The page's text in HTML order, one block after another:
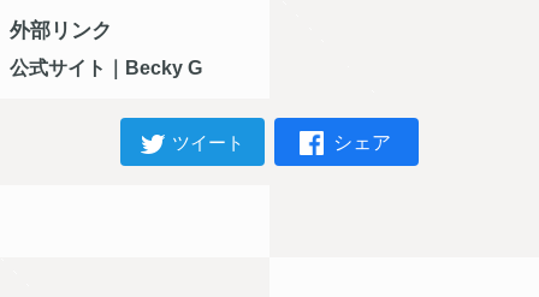
外部リンク
公式サイト｜Becky G
ツイート シェア